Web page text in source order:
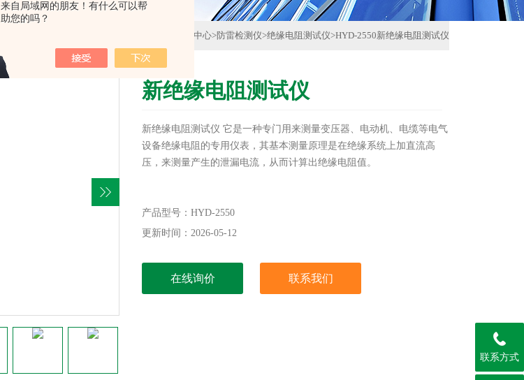
来自局域网的朋友！有什么可以帮
助您的吗？
产品中心>防雷检测仪>绝缘电阻测试仪>HYD-2550新绝缘电阻测试仪
新绝缘电阻测试仪
新绝缘电阻测试仪 它是一种专门用来测量变压器、电动机、电缆等电气
设备绝缘电阻的专用仪表，其基本测量原理是在绝缘系统上加直流高
压，来测量产生的泄漏电流，从而计算出绝缘电阻值。
产品型号：HYD-2550
更新时间：2026-05-12
在线询价 联系我们
联系方式